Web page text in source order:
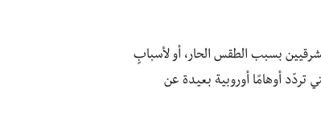
بسبب الطقس الحار، أو لأسبابٍ
تردّد أوهامًا أوروبية بعيدة عن